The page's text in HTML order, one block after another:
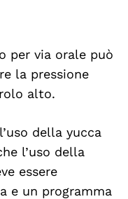
per via orale può
la pressione
alto.
della yucca
l’uso della
essere
e un programma